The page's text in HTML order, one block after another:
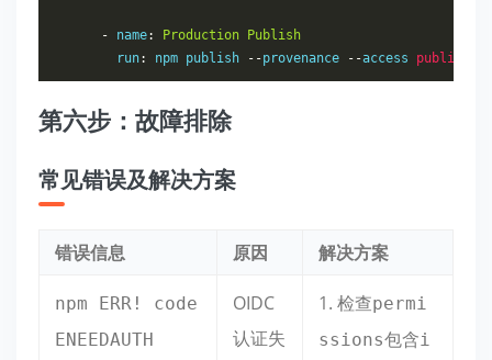
- name: Production
Publish
        run
: npm publish --provenance --access public
第六步：故障排除
常见错误及解决方案
错误信息 原因 解决方案
npm ERR! code
ENEEDAUTH
OIDC
认证失
1. 检查permi
ssions包含i